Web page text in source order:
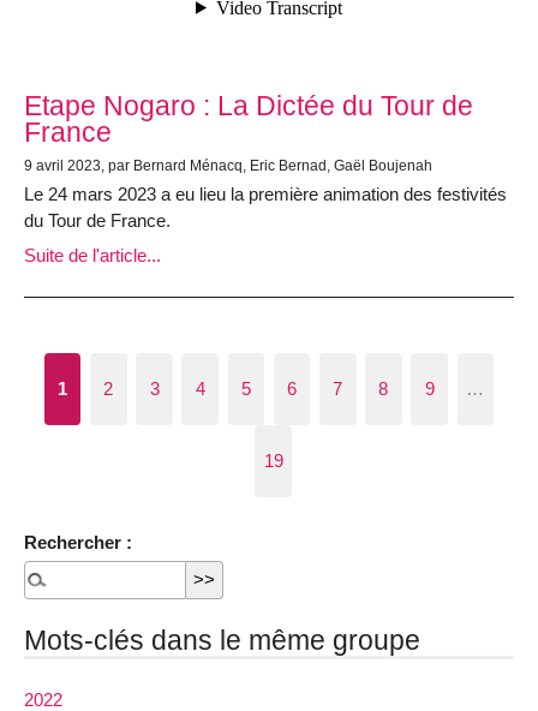
Etape Nogaro : La Dictée du Tour de
France
9 avril 2023, par Bernard Ménacq, Eric Bernad, Gaël Boujenah
Le 24 mars 2023 a eu lieu la première animation des festivités
du Tour de France.
Suite de l'article...
1 2 3 4 5 6 7 8 9 …
19
Rechercher :
Mots-clés dans le même groupe
2022